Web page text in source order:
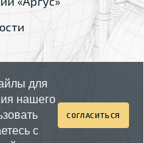
для
нашего
с
СОГЛАСИТЬСЯ